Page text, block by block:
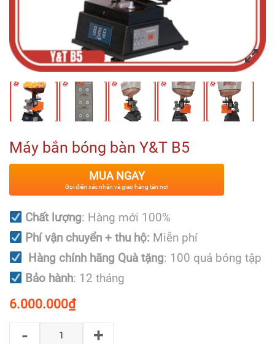
Máy bắn bóng bàn Y&T B5
MUA NGAY
Gọi điện xác nhận và giao hàng tận nơi
Chất lượng: Hàng mới 100%
Phí vận chuyển + thu hộ: Miễn phí
Hàng chính hãng Quà tặng: 100 quả bóng tập
Bảo hành: 12 tháng
₫
6.000.000
- +